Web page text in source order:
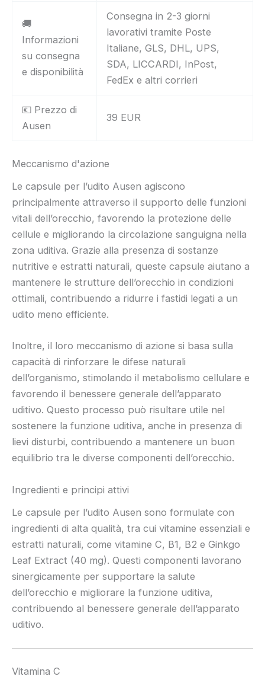
🚚
Informazioni
su consegna
e disponibilità
Consegna in 2-3 giorni
lavorativi tramite Poste
Italiane, GLS, DHL, UPS,
SDA, LICCARDI, InPost,
FedEx e altri corrieri
💶 Prezzo di
Ausen
39 EUR
Meccanismo d'azione
Le capsule per l’udito Ausen agiscono
principalmente attraverso il supporto delle funzioni
vitali dell’orecchio, favorendo la protezione delle
cellule e migliorando la circolazione sanguigna nella
zona uditiva. Grazie alla presenza di sostanze
nutritive e estratti naturali, queste capsule aiutano a
mantenere le strutture dell’orecchio in condizioni
ottimali, contribuendo a ridurre i fastidi legati a un
udito meno efficiente.
Inoltre, il loro meccanismo di azione si basa sulla
capacità di rinforzare le difese naturali
dell’organismo, stimolando il metabolismo cellulare e
favorendo il benessere generale dell’apparato
uditivo. Questo processo può risultare utile nel
sostenere la funzione uditiva, anche in presenza di
lievi disturbi, contribuendo a mantenere un buon
equilibrio tra le diverse componenti dell’orecchio.
Ingredienti e principi attivi
Le capsule per l’udito Ausen sono formulate con
ingredienti di alta qualità, tra cui vitamine essenziali e
estratti naturali, come vitamine C, B1, B2 e Ginkgo
Leaf Extract (40 mg). Questi componenti lavorano
sinergicamente per supportare la salute
dell’orecchio e migliorare la funzione uditiva,
contribuendo al benessere generale dell’apparato
uditivo.
Vitamina C